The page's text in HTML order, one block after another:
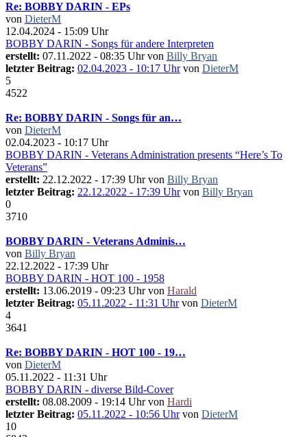
Re: BOBBY DARIN - EPs
von DieterM
12.04.2024 - 15:09 Uhr
BOBBY DARIN - Songs für andere Interpreten
erstellt: 07.11.2022 - 08:35 Uhr von Billy Bryan
letzter Beitrag: 02.04.2023 - 10:17 Uhrvon DieterM
5
4522
Re: BOBBY DARIN - Songs für an…
von DieterM
02.04.2023 - 10:17 Uhr
BOBBY DARIN - Veterans Administration presents “Here’s To
Veterans”
erstellt: 22.12.2022 - 17:39 Uhr von Billy Bryan
letzter Beitrag: 22.12.2022 - 17:39 Uhrvon Billy Bryan
0
3710
BOBBY DARIN - Veterans Adminis…
von Billy Bryan
22.12.2022 - 17:39 Uhr
BOBBY DARIN - HOT 100 - 1958
erstellt: 13.06.2019 - 09:23 Uhr von Harald
letzter Beitrag: 05.11.2022 - 11:31 Uhrvon DieterM
4
3641
Re: BOBBY DARIN - HOT 100 - 19…
von DieterM
05.11.2022 - 11:31 Uhr
BOBBY DARIN - diverse Bild-Cover
erstellt: 08.08.2009 - 19:14 Uhr von Hardi
letzter Beitrag: 05.11.2022 - 10:56 Uhrvon DieterM
10